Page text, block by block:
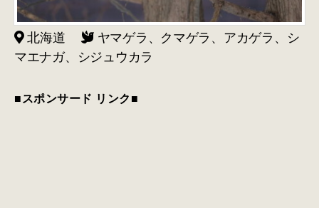
北海道
ヤマゲラ、クマゲラ、アカゲラ、シ
マエナガ、シジュウカラ
■スポンサード リンク■